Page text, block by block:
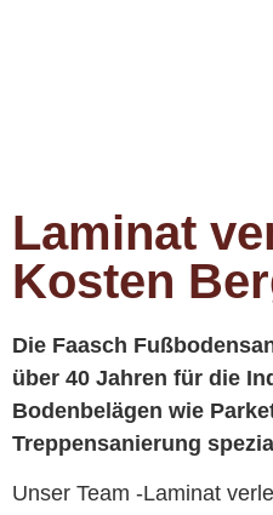
Laminat
Kosten
Die Faasch
über 40 Jahren für die
Bodenbelägen wie
Treppensanierung
Unser Team -Laminat